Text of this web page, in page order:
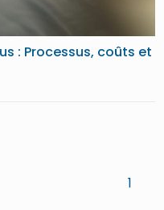
: Processus, coûts et
1